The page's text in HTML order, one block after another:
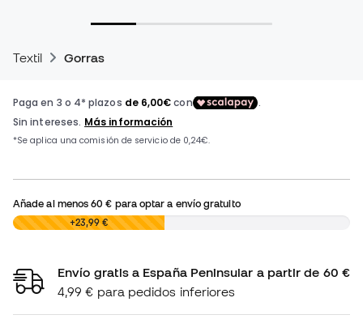
Textil Gorras
Añade al menos60 € para optar a envío gratuito
0,00 € +23,99 €
Envío gratis a España Peninsular a partir de 60 €
4,99 € para pedidos inferiores